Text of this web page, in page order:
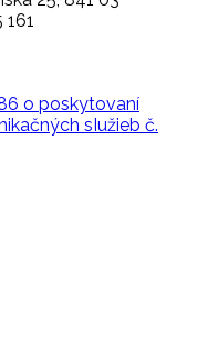
o poskytovaní
sIužieb č.